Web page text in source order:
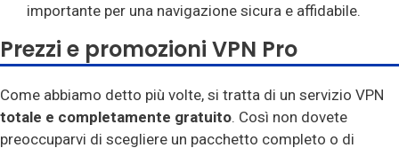
importante per una navigazione sicura e affidabile.
Prezzi e promozioni VPN Pro
Come abbiamo detto più volte, si tratta di un servizio VPN
totale e completamente gratuito. Così non dovete
preoccuparvi di scegliere un pacchetto completo o di